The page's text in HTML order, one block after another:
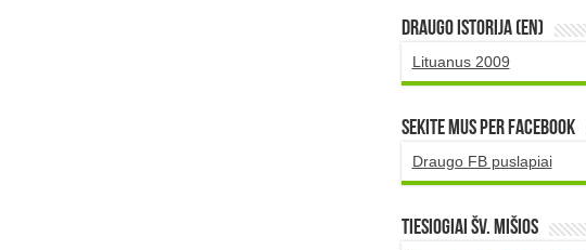
DRAUGO istorija (EN)
Lituanus 2009
Sekite mus per Facebook
Draugo FB puslapiai
TIESIOGIAI šv. MIŠIOS